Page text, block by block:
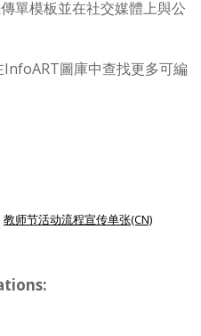
單模板並在社交媒體上與公
圖庫中查找更多可編
教师节活动流程宣传单张(CN)